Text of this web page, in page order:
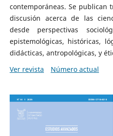
contemporáneas. Se publican
discusión acerca de las
desde perspectivas
epistemológicas, históricas,
didácticas, antropológicas, y
Ver revista
Número actual